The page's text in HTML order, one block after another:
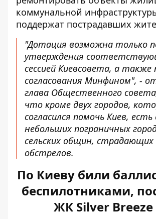
коммунальной
поддержат пострадавших
"Дотация возможна только
утверждения
сессией Киевсовета, а также
согласования Минфином", -
глава Общественного
что кроме двух городов,
согласился помочь Киев,
небольших пограничных
сельских общин,
обстрелов.
По Киеву били
беспилотниками,
ЖК Silver Breeze